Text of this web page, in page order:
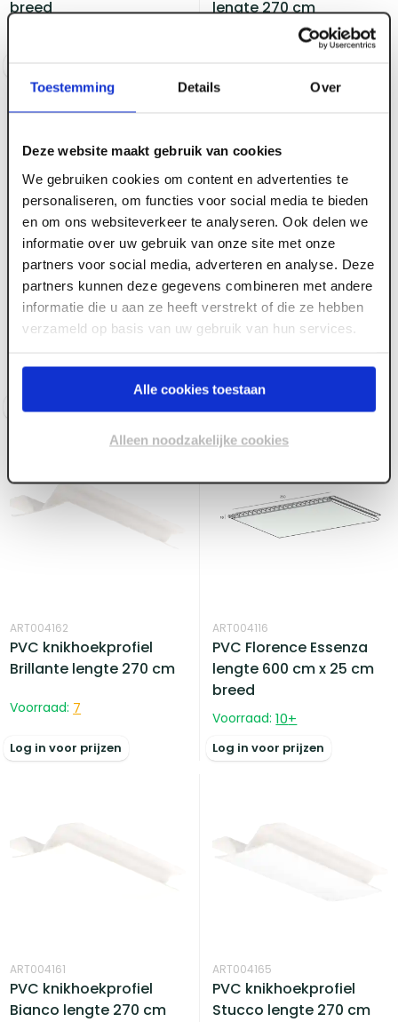
Toestemming Details Over
Deze website maakt gebruik van cookies
We gebruiken cookies om content en advertenties te
personaliseren, om functies voor social media te bieden
en om ons websiteverkeer te analyseren. Ook delen we
informatie over uw gebruik van onze site met onze
partners voor social media, adverteren en analyse. Deze
partners kunnen deze gegevens combineren met andere
informatie die u aan ze heeft verstrekt of die ze hebben
verzameld op basis van uw gebruik van hun services.
Alle cookies toestaan
Alleen noodzakelijke cookies
breed lengte 270 cm
+
ART004114
PVC Florence Cremi
lengte 600 cm x 25 cm
Log in voor prijzen
ART004169
PVC omrandingsprofiel
2-delig 10 mm Cremi
ART004162
PVC knikhoekprofiel
Brillante lengte 270 cm
Voorraad: 7
Log in voor prijzen
ART004116
PVC Florence Essenza
lengte 600 cm x 25 cm
breed
Voorraad: 10+
Log in voor prijzen
ART004161
PVC knikhoekprofiel
Bianco lengte 270 cm
ART004165
PVC knikhoekprofiel
Stucco lengte 270 cm